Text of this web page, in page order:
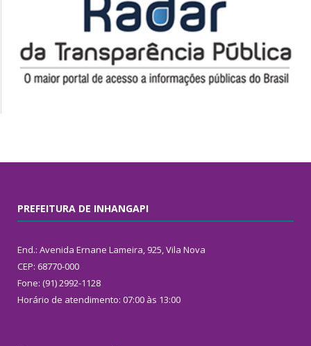
PREFEITURA DE INHANGAPI
End.: Avenida Ernane Lameira, 925, Vila Nova
CEP: 68770-000
Fone: (91) 2992-1128
Horário de atendimento: 07:00 às 13:00